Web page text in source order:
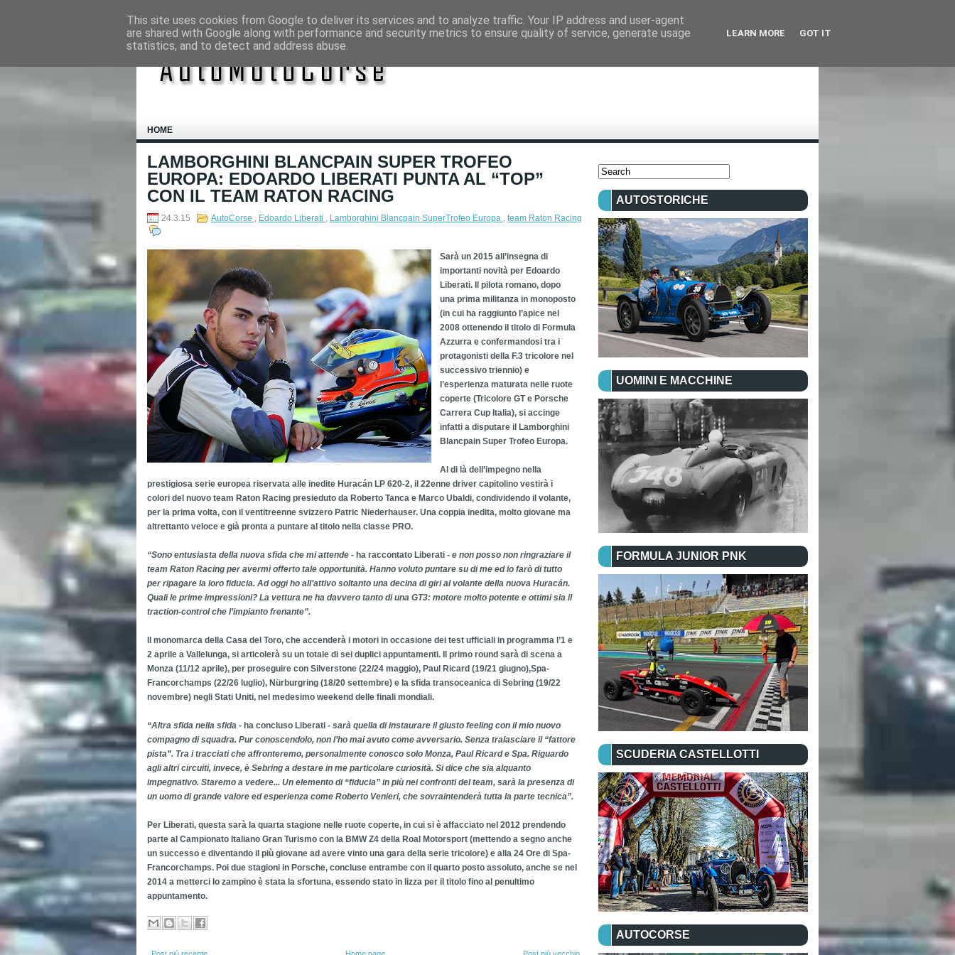
HOME
LAMBORGHINI BLANCPAIN SUPER TROFEO
EUROPA: EDOARDO LIBERATI PUNTA AL “TOP”
CON IL TEAM RATON RACING
24.3.15 AutoCorse , Edoardo Liberati , Lamborghini Blancpain SuperTrofeo Europa , team Raton Racing
Sarà un 2015 all’insegna di
importanti novità per Edoardo
Liberati. Il pilota romano, dopo
una prima militanza in monoposto
(in cui ha raggiunto l’apice nel
2008 ottenendo il titolo di Formula
Azzurra e confermandosi tra i
protagonisti della F.3 tricolore nel
successivo triennio) e
l’esperienza maturata nelle ruote
coperte (Tricolore GT e Porsche
Carrera Cup Italia), si accinge
infatti a disputare il Lamborghini
Blancpain Super Trofeo Europa.
Al di là dell’impegno nella
prestigiosa serie europea riservata alle inedite Huracán LP 620-2, il 22enne driver capitolino vestirà i
colori del nuovo team Raton Racing presieduto da Roberto Tanca e Marco Ubaldi, condividendo il volante,
per la prima volta, con il ventitreenne svizzero Patric Niederhauser. Una coppia inedita, molto giovane ma
altrettanto veloce e già pronta a puntare al titolo nella classe PRO.
“Sono entusiasta della nuova sfida che mi attende - ha raccontato Liberati - e non posso non ringraziare il
team Raton Racing per avermi offerto tale opportunità. Hanno voluto puntare su di me ed io farò di tutto
per ripagare la loro fiducia. Ad oggi ho all’attivo soltanto una decina di giri al volante della nuova Huracán.
Quali le prime impressioni? La vettura ne ha davvero tanto di una GT3: motore molto potente e ottimi sia il
traction-control che l’impianto frenante”.
Il monomarca della Casa del Toro, che accenderà i motori in occasione dei test ufficiali in programma l’1 e
2 aprile a Vallelunga, si articolerà su un totale di sei duplici appuntamenti. Il primo round sarà di scena a
Monza (11/12 aprile), per proseguire con Silverstone (22/24 maggio), Paul Ricard (19/21 giugno),Spa-
Francorchamps (22/26 luglio), Nürburgring (18/20 settembre) e la sfida transoceanica di Sebring (19/22
novembre) negli Stati Uniti, nel medesimo weekend delle finali mondiali.
“Altra sfida nella sfida - ha concluso Liberati - sarà quella di instaurare il giusto feeling con il mio nuovo
compagno di squadra. Pur conoscendolo, non l’ho mai avuto come avversario. Senza tralasciare il “fattore
pista”. Tra i tracciati che affronteremo, personalmente conosco solo Monza, Paul Ricard e Spa. Riguardo
agli altri circuiti, invece, è Sebring a destare in me particolare curiosità. Si dice che sia alquanto
impegnativo. Staremo a vedere... Un elemento di “fiducia” in più nei confronti del team, sarà la presenza di
un uomo di grande valore ed esperienza come Roberto Venieri, che sovraintenderà tutta la parte tecnica”.
Per Liberati, questa sarà la quarta stagione nelle ruote coperte, in cui si è affacciato nel 2012 prendendo
parte al Campionato Italiano Gran Turismo con la BMW Z4 della Roal Motorsport (mettendo a segno anche
un successo e diventando il più giovane ad avere vinto una gara della serie tricolore) e alla 24 Ore di Spa-
Francorchamps. Poi due stagioni in Porsche, concluse entrambe con il quarto posto assoluto, anche se nel
2014 a metterci lo zampino è stata la sfortuna, essendo stato in lizza per il titolo fino al penultimo
appuntamento.
AUTOSTORICHE
UOMINI E MACCHINE
FORMULA JUNIOR PNK
SCUDERIA CASTELLOTTI
AUTOCORSE
This site uses cookies from Google to deliver its services and to analyze traffic. Your IP address and user-agent
are shared with Google along with performance and security metrics to ensure quality of service, generate usage
statistics, and to detect and address abuse.
LEARN MORE GOT IT